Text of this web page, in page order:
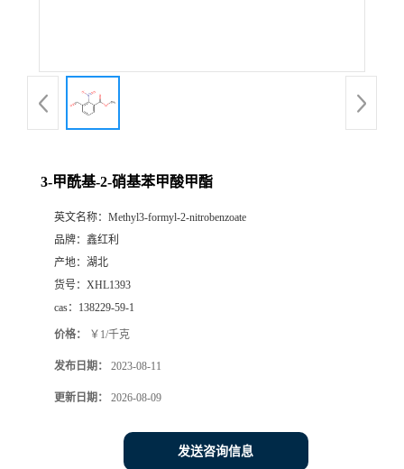
3-甲酰基-2-硝基苯甲酸甲酯
英文名称： Methyl3-formyl-2-nitrobenzoate
品牌： 鑫红利
产地： 湖北
货号： XHL1393
cas： 138229-59-1
价格： ￥1/千克
发布日期： 2023-08-11
更新日期： 2026-08-09
发送咨询信息